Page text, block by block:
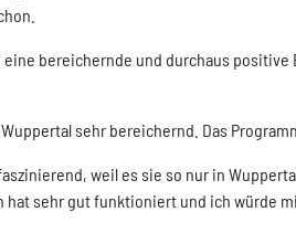
eine bereichernde und durchaus
sehr bereichernd. Das
weil es sie so nur in
hat sehr gut funktioniert und ich würde